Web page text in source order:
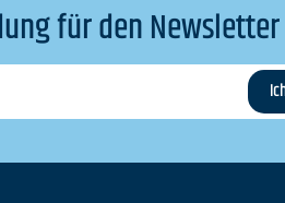
für den Newsletter